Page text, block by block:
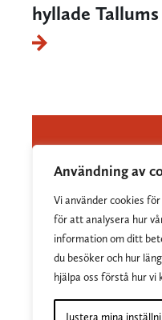
Användning av
Vi använder cookies
för att analysera hur
information om ditt
du besöker och hur
hjälpa oss förstå hur
Justera mina
hyllade
Albert Bonniers
Sveriges största